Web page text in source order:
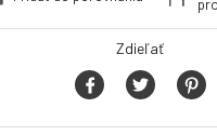
Zdieľať